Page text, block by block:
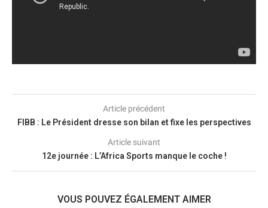
Article précédent
FIBB : Le Président dresse son bilan et fixe les perspectives
Article suivant
12e journée : L’Africa Sports manque le coche !
VOUS POUVEZ ÉGALEMENT AIMER